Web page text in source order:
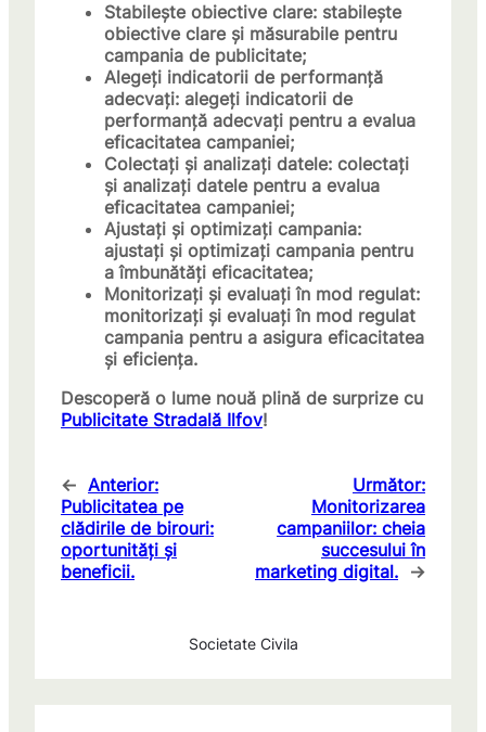
Stabilește obiective clare: stabilește
obiective clare și măsurabile pentru
campania de publicitate;
Alegeți indicatorii de performanță
adecvați: alegeți indicatorii de
performanță adecvați pentru a evalua
eficacitatea campaniei;
Colectați și analizați datele: colectați
și analizați datele pentru a evalua
eficacitatea campaniei;
Ajustați și optimizați campania:
ajustați și optimizați campania pentru
a îmbunătăți eficacitatea;
Monitorizați și evaluați în mod regulat:
monitorizați și evaluați în mod regulat
campania pentru a asigura eficacitatea
și eficiența.
Descoperă o lume nouă plină de surprize cu
Publicitate Stradală Ilfov!
← Anterior:
Publicitatea pe
clădirile de birouri:
oportunități și
beneficii.
Următor:
Monitorizarea
campaniilor: cheia
succesului în
marketing digital. →
Societate Civila